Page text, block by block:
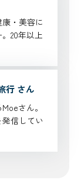
・美容に
20年以上
行 さん
さん。
信してい